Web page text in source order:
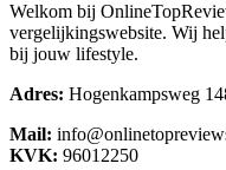
Welkom bij
vergelijkingswebsite. Wij
bij jouw lifestyle.
Adres: Hogenkampsweg
Mail:
KVK: 96012250